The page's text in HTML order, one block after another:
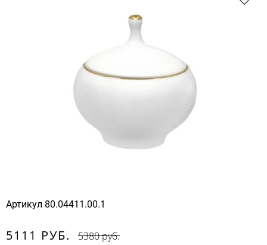
Артикул 80.04411.00.1
5111 РУБ. 5380 руб.